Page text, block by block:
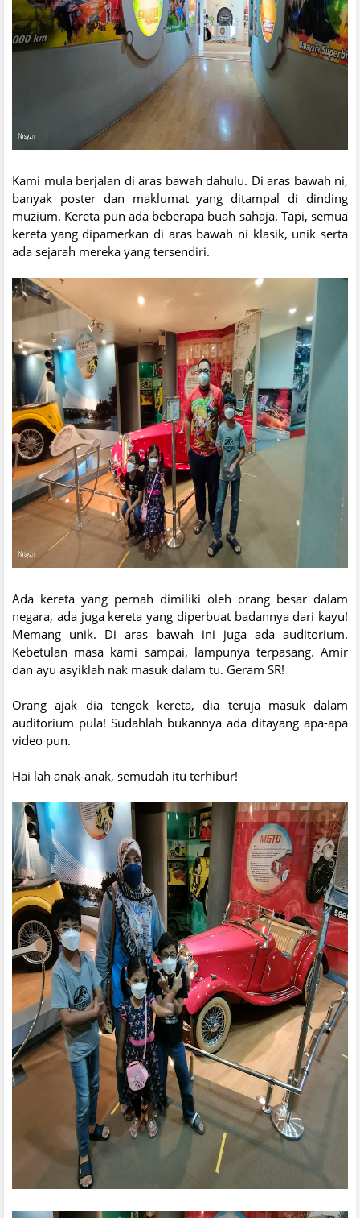
Kami mula berjalan di aras bawah dahulu. Di aras bawah ni,
banyak poster dan maklumat yang ditampal di dinding
muzium. Kereta pun ada beberapa buah sahaja. Tapi, semua
kereta yang dipamerkan di aras bawah ni klasik, unik serta
ada sejarah mereka yang tersendiri.
Ada kereta yang pernah dimiliki oleh orang besar dalam
negara, ada juga kereta yang diperbuat badannya dari kayu!
Memang unik. Di aras bawah ini juga ada auditorium.
Kebetulan masa kami sampai, lampunya terpasang. Amir
dan ayu asyiklah nak masuk dalam tu. Geram SR!
Orang ajak dia tengok kereta, dia teruja masuk dalam
auditorium pula! Sudahlah bukannya ada ditayang apa-apa
video pun.
Hai lah anak-anak, semudah itu terhibur!